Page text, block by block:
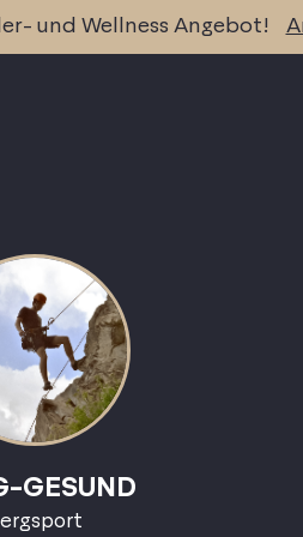
und Wellness Angebot!
GESUND